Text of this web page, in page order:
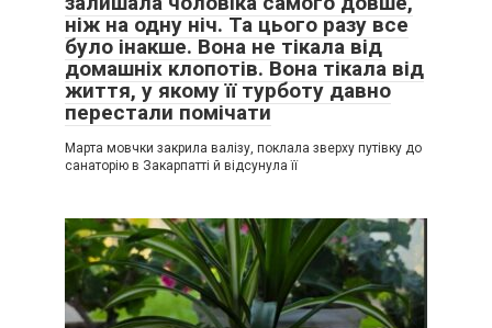
— Можна ще зупинити замовлення?
— Якщо завдаток внесений, буде штраф. Але можна
ніж на одну ніч. Та цього разу все
було інакше. Вона не тікала від
домашніх клопотів. Вона тікала від
життя, у якому її турботу давно
перестали помічати
Марта мовчки закрила валізу, поклала зверху путівку до
санаторію в Закарпатті й відсунула її